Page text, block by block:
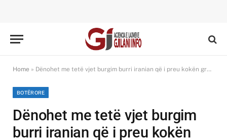
Home » Dënohet me tetë vjet burgim burri iranian që i preu kokën gruas 17-vjeçare
BOTËRORE
Dënohet me tetë vjet burgim
burri iranian që i preu kokën